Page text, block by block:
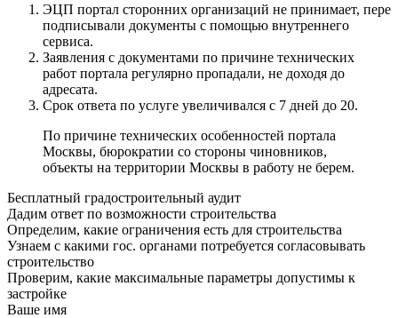
ЭЦП портал сторонних организаций не принимает, пере
подписывали документы с помощью внутреннего
сервиса.
Заявления с документами по причине технических
работ портала регулярно пропадали, не доходя до
адресата.
Срок ответа по услуге увеличивался с 7 дней до 20.
По причине технических особенностей портала
Москвы, бюрократии со стороны чиновников,
объекты на территории Москвы в работу не берем.
Бесплатный градостроительный аудит
Дадим ответ по возможности строительства
Определим, какие ограничения есть для строительства
Узнаем с какими гос. органами потребуется согласовывать
строительство
Проверим, какие максимальные параметры допустимы к
застройке
Ваше имя